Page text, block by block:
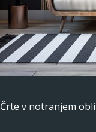
Črte v notranjem